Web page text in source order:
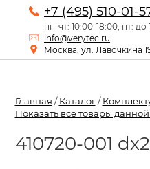
+7 (495) 510-01-
пн-чт: 10:00-18:00, пт: до
info@verytec.ru
Москва, ул. Лавочкина
Главная /Каталог/
Показать все товары
410720-001